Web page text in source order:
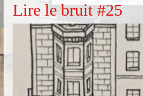
Lire le bruit #25